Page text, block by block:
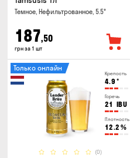
Темное, Нефильтрованное, 5.5°
187,50
грн за 1 шт
Крепость
4.9 °
Горечь
21 IBU
Плотность
12.2 %
(0)
Только онлайн